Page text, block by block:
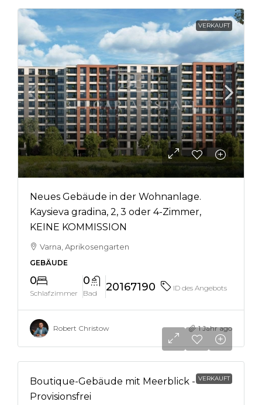
VERKAUFT
Neues Gebäude in der Wohnanlage.
Kaysieva gradina, 2, 3 oder 4-Zimmer,
KEINE KOMMISSION
Varna, Aprikosengarten
GEBÄUDE
0
Schlafzimmer
0
Bad 20167190 ID des Angebots
Robert Christow 1 Jahr ago
VERKAUFT
Boutique-Gebäude mit Meerblick -
Provisionsfrei